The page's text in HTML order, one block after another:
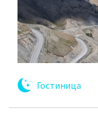
Гостиница